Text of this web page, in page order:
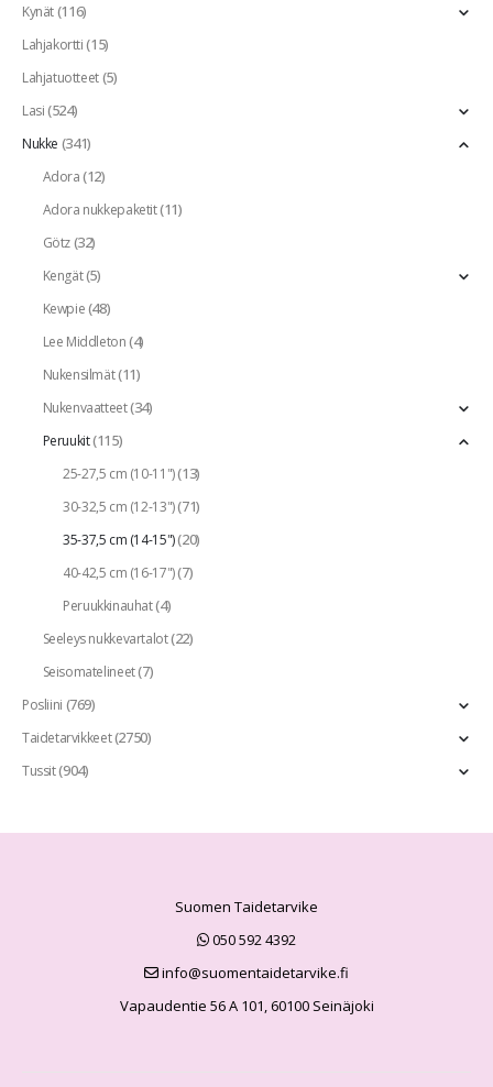
Kynät(116)
Lahjakortti(15)
Lahjatuotteet(5)
Lasi(524)
Nukke (341)
Adora(12)
Adora nukkepaketit(11)
Götz(32)
Kengät(5)
Kewpie(48)
Lee Middleton(4)
Nukensilmät(11)
Nukenvaatteet(34)
Peruukit(115)
25-27,5 cm (10-11")(13)
30-32,5 cm (12-13")(71)
35-37,5 cm (14-15")(20)
40-42,5 cm (16-17")(7)
Peruukkinauhat(4)
Seeleys nukkevartalot(22)
Seisomatelineet(7)
Posliini (769)
Taidetarvikkeet(2750)
Tussit(904)
Suomen Taidetarvike
050 592 4392
info@suomentaidetarvike.fi
Vapaudentie 56 A 101, 60100 Seinäjoki